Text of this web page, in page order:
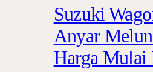
Suzuki
Anyar
Harga Mulai